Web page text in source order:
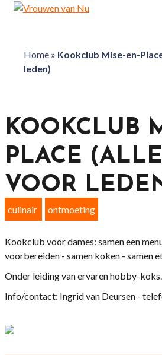
Home» Kookclub Mise-en-
leden)
KOOKCLUB
PLACE
VOOR
culinair ontmoeting
Kookclub voor dames: samen een
voorbereiden - samen koken - samen
Onder leiding van ervaren hobby-koks.
Info/contact: Ingrid van Deursen -